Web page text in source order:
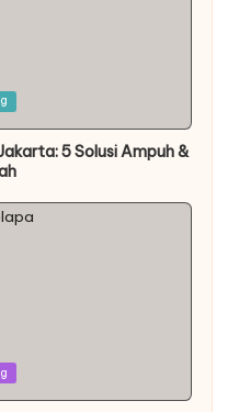
5 Solusi Ampuh &